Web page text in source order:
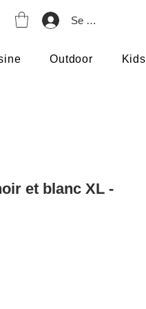
Se connecter
Outdoor Kids
et blanc XL -